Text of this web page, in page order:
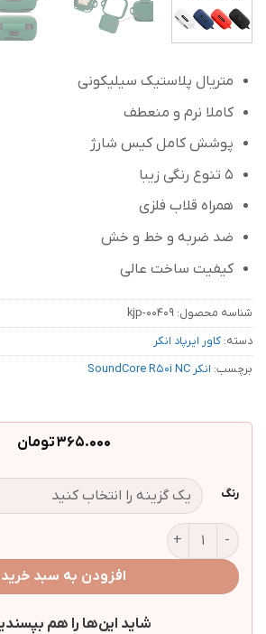
متریال پلاستیک سیلیکونی
کاملا نرم و منعطف
پوشش کامل کیس شارژ
5 تنوع رنگی زیبا
همراه قلاب فلزی
ضد ضربه و خط و خش
کیفیت ساخت عالی
شناسه محصول: kjp-00409
دسته: کاور ایرپاد انکر
برچسب: انکر SoundCore R50i NC
365.000تومان
رنگ
کاور ایرپاد انکر SoundCore R50i NC | رنگبندی کامل همراه قلاب فلزی عدد
افزودن به سبد خرید
شاید این‌ها را هم